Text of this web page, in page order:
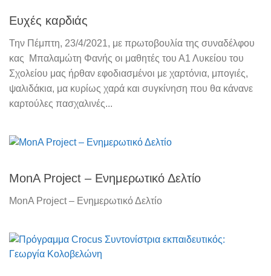
Ευχές καρδιάς
Την Πέμπτη, 23/4/2021, με πρωτοβουλία της συναδέλφου
κας Μπαλαμώτη Φανής οι μαθητές του Α1 Λυκείου του
Σχολείου μας ήρθαν εφοδιασμένοι με χαρτόνια, μπογιές,
ψαλιδάκια, μα κυρίως χαρά και συγκίνηση που θα κάνανε
καρτούλες πασχαλινές...
MonA Project – Ενημερωτικό Δελτίο
MonA Project – Ενημερωτικό Δελτίο